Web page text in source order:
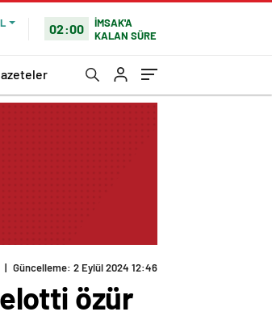
02:00
İMSAK'A
KALAN SÜRE
| Güncelleme: 2 Eylül 2024 12:46
özür